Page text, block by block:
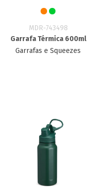
MDR-743498
Garrafa Térmica 600ml
Garrafas e Squeezes